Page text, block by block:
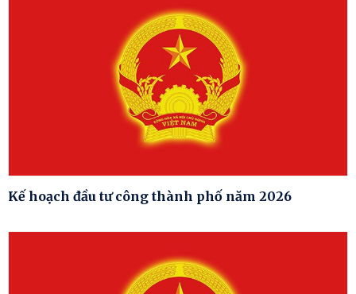
Kế hoạch đầu tư công thành phố năm 2026